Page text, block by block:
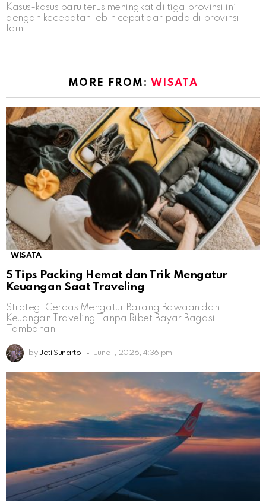
Kasus-kasus baru terus meningkat di tiga provinsi ini
dengan kecepatan lebih cepat daripada di provinsi
lain.
MORE FROM: WISATA
WISATA
5 Tips Packing Hemat dan Trik Mengatur
Keuangan Saat Traveling
Strategi Cerdas Mengatur Barang Bawaan dan
Keuangan Traveling Tanpa Ribet Bayar Bagasi
Tambahan
by Jati Sunarto June 1, 2026, 4:36 pm